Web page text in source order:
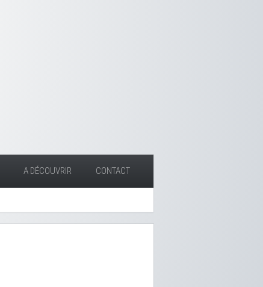
A DÉCOUVRIR CONTACT